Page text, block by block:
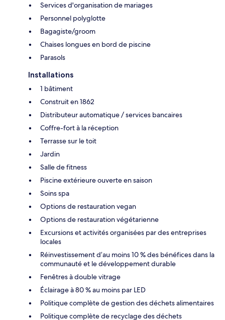
Services d'organisation de mariages
Personnel polyglotte
Bagagiste/groom
Chaises longues en bord de piscine
Parasols
Installations
1 bâtiment
Construit en 1862
Distributeur automatique / services bancaires
Coffre-fort à la réception
Terrasse sur le toit
Jardin
Salle de fitness
Piscine extérieure ouverte en saison
Soins spa
Options de restauration vegan
Options de restauration végétarienne
Excursions et activités organisées par des entreprises
locales
Réinvestissement d’au moins 10 % des bénéfices dans la
communauté et le développement durable
Fenêtres à double vitrage
Éclairage à 80 % au moins par LED
Politique complète de gestion des déchets alimentaires
Politique complète de recyclage des déchets